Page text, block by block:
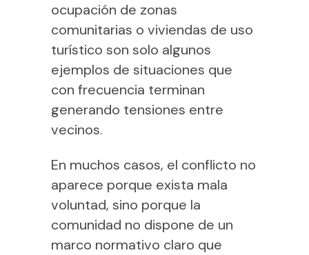
ocupación de zonas
comunitarias o viviendas de uso
turístico son solo algunos
ejemplos de situaciones que
con frecuencia terminan
generando tensiones entre
vecinos.
En muchos casos, el conflicto no
aparece porque exista mala
voluntad, sino porque la
comunidad no dispone de un
marco normativo claro que